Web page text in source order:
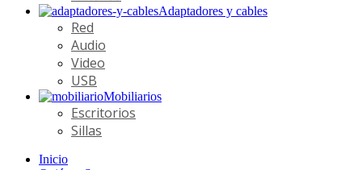
Adaptadores y cables
Red
Audio
Video
USB
Mobiliarios
Escritorios
Sillas
Inicio